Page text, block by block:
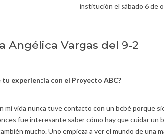
institución el sábado 6 de
Angélica Vargas del 9-2
experiencia con el Proyecto ABC?
mi vida nunca tuve contacto con un bebé porque
fue interesante saber cómo hay que cuidar un
mucho. Uno empieza a ver el mundo de una